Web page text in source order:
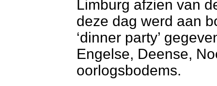
Limburg afzien van
deze dag werd aan
‘dinner party’
Engelse, Deense,
oorlogsbodems.